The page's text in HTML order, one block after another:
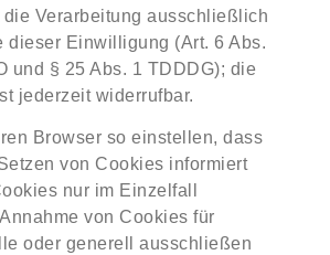
Verarbeitung ausschließlich
dieser Einwilligung (Art. 6 Abs.
und § 25 Abs. 1 TDDDG); die
jederzeit widerrufbar.
Browser so einstellen, dass
von Cookies informiert
nur im Einzelfall
von Cookies für
oder generell ausschließen